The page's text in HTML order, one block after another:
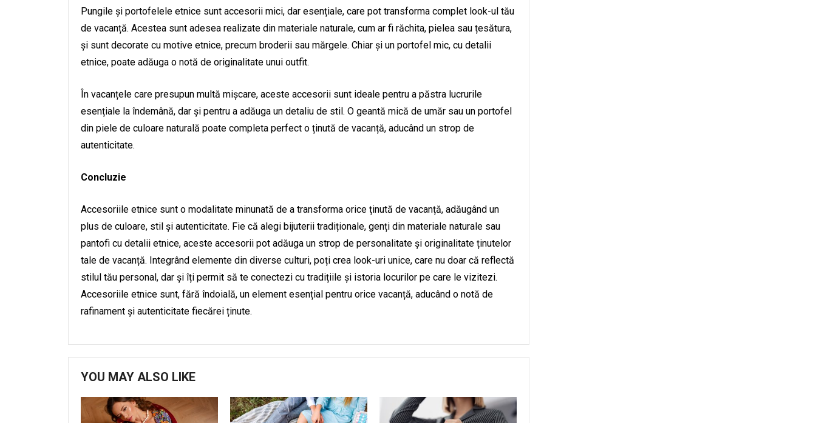
Pungile și portofelele etnice sunt accesorii mici, dar esențiale, care pot transforma complet look-ul tău
de vacanță. Acestea sunt adesea realizate din materiale naturale, cum ar fi răchita, pielea sau țesătura,
și sunt decorate cu motive etnice, precum broderii sau mărgele. Chiar și un portofel mic, cu detalii
etnice, poate adăuga o notă de originalitate unui outfit.
În vacanțele care presupun multă mișcare, aceste accesorii sunt ideale pentru a păstra lucrurile
esențiale la îndemână, dar și pentru a adăuga un detaliu de stil. O geantă mică de umăr sau un portofel
din piele de culoare naturală poate completa perfect o ținută de vacanță, aducând un strop de
autenticitate.
Concluzie
Accesoriile etnice sunt o modalitate minunată de a transforma orice ținută de vacanță, adăugând un
plus de culoare, stil și autenticitate. Fie că alegi bijuterii tradiționale, genți din materiale naturale sau
pantofi cu detalii etnice, aceste accesorii pot adăuga un strop de personalitate și originalitate ținutelor
tale de vacanță. Integrând elemente din diverse culturi, poți crea look-uri unice, care nu doar că reflectă
stilul tău personal, dar și îți permit să te conectezi cu tradițiile și istoria locurilor pe care le vizitezi.
Accesoriile etnice sunt, fără îndoială, un element esențial pentru orice vacanță, aducând o notă de
rafinament și autenticitate fiecărei ținute.
YOU MAY ALSO LIKE